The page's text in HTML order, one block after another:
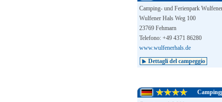
Camping- und Ferienpark
Wulfener Hals Weg 100
23769 Fehmarn
Telefono: +49 4371 86280
www.wulfenerhals.de
Dettagli del campeggio